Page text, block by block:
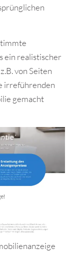
ein realistischer
von Seiten
irreführenden
gemacht